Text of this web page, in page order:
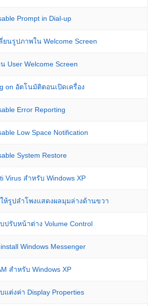
Prompt in Dial-up
ยนรูปภาพใน Welcome Screen
User Welcome Screen
on อัตโนมัติตอนเปิดเครื่อง
Error Reporting
Low Space Notification
System Restore
Virus สำหรับ Windows XP
ห้รูปลำโพงแสดงผลมุมล่างด้านขวา
ปรับหน้าต่าง Volume Control
Windows Messenger
สำหรับ Windows XP
แต่งค่า Display Properties